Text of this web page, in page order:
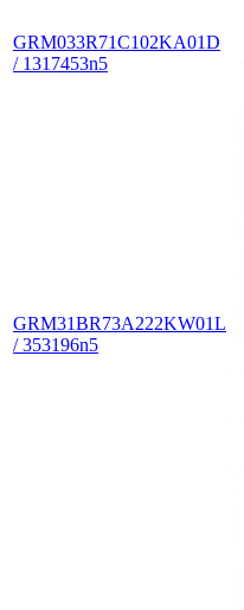
GRM033R71C102KA01D
/ 1317453n5
GRM31BR73A222KW01L
/ 353196n5